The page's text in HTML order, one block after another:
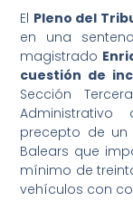
El Pleno del
en una
magistrado
cuestión de
Sección
precepto de un
Balears que
mínimo de
vehículos con